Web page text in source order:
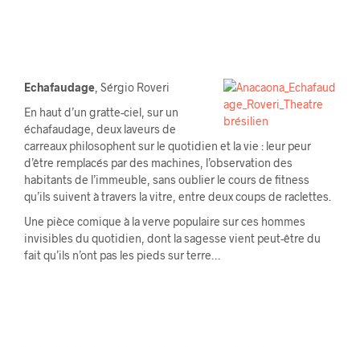
Echafaudage , Sérgio Roveri
En haut d’un gratte-ciel, sur un
échafaudage, deux laveurs de
carreaux philosophent sur le quotidien et la vie : leur peur
d’être remplacés par des machines, l’observation des
habitants de l’immeuble, sans oublier le cours de fitness
qu’ils suivent à travers la vitre, entre deux coups de raclettes.
Une pièce comique à la verve populaire sur ces hommes
invisibles du quotidien, dont la sagesse vient peut-être du
fait qu’ils n’ont pas les pieds sur terre…